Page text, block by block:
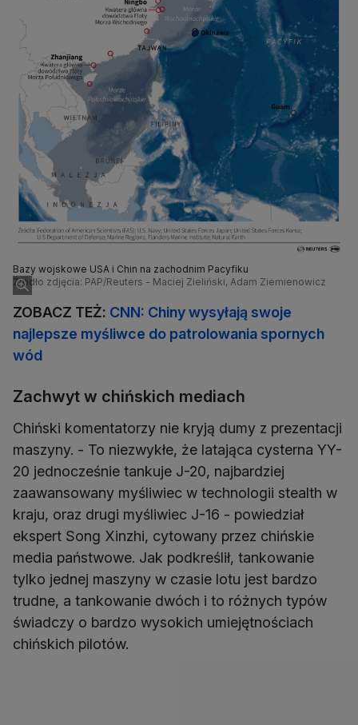
Bazy wojskowe USA i Chin na zachodnim Pacyfiku
Źródło zdjęcia: PAP/Reuters - Maciej Zieliński, Adam Ziemienowicz
ZOBACZ TEŻ: CNN: Chiny wysyłają swoje
najlepsze myśliwce do patrolowania spornych
wód
Zachwyt w chińskich mediach
Chiński komentatorzy nie kryją dumy z prezentacji
maszyny. - To niezwykłe, że latająca cysterna YY-
20 jednocześnie tankuje J-20, najbardziej
zaawansowany myśliwiec w technologii stealth w
kraju, oraz drugi myśliwiec J-16 - powiedział
ekspert Song Xinzhi, cytowany przez chińskie
media państwowe. Jak podkreślił, tankowanie
tylko jednej maszyny w czasie lotu jest bardzo
trudne, a tankowanie dwóch i to różnych typów
świadczy o bardzo wysokich umiejętnościach
chińskich pilotów.